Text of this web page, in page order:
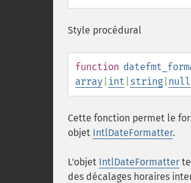
Style procédural
function
array int string null
Cette fonction permet le
objet IntlDateFormatter.
L'objet IntlDateFormatter
des décalages horaires